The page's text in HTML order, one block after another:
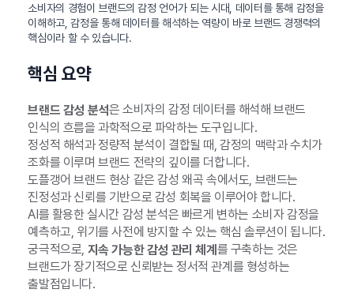
소비자의 경험이 브랜드의 감정 언어가 되는 시대, 데이터를 통해 감정을
이해하고, 감정을 통해 데이터를 해석하는 역량이 바로 브랜드 경쟁력의
핵심이라 할 수 있습니다.
핵심 요약
브랜드 감성 분석은 소비자의 감정 데이터를 해석해 브랜드
인식의 흐름을 과학적으로 파악하는 도구입니다.
정성적 해석과 정량적 분석이 결합될 때, 감정의 맥락과 수치가
조화를 이루며 브랜드 전략의 깊이를 더합니다.
도플갱어 브랜드 현상 같은 감성 왜곡 속에서도, 브랜드는
진정성과 신뢰를 기반으로 감성 회복을 이루어야 합니다.
AI를 활용한 실시간 감성 분석은 빠르게 변하는 소비자 감정을
예측하고, 위기를 사전에 방지할 수 있는 핵심 솔루션이 됩니다.
궁극적으로, 지속 가능한 감성 관리 체계 를 구축하는 것은
브랜드가 장기적으로 신뢰받는 정서적 관계를 형성하는
출발점입니다.